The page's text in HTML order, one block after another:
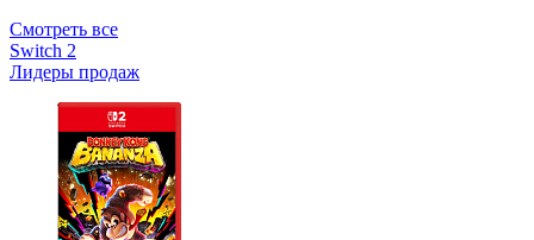
Смотреть все
Switch 2
Лидеры продаж